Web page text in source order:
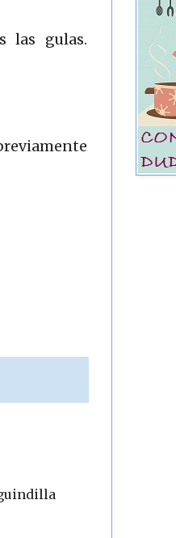
las gulas.